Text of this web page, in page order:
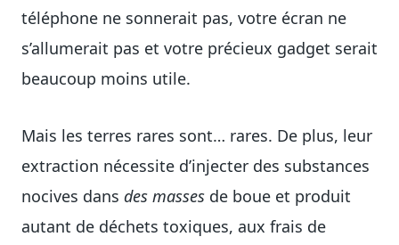
téléphone ne sonnerait pas, votre écran ne
s’allumerait pas et votre précieux gadget serait
beaucoup moins utile.
Mais les terres rares sont… rares. De plus, leur
extraction nécessite d’injecter des substances
nocives dans des masses de boue et produit
autant de déchets toxiques, aux frais de